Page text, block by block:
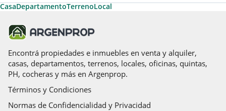
CasaDepartamentoTerrenoLocal
Encontrá propiedades e inmuebles en venta y alquiler,
casas, departamentos, terrenos, locales, oficinas, quintas,
PH, cocheras y más en Argenprop.
Términos y Condiciones
Normas de Confidencialidad y Privacidad